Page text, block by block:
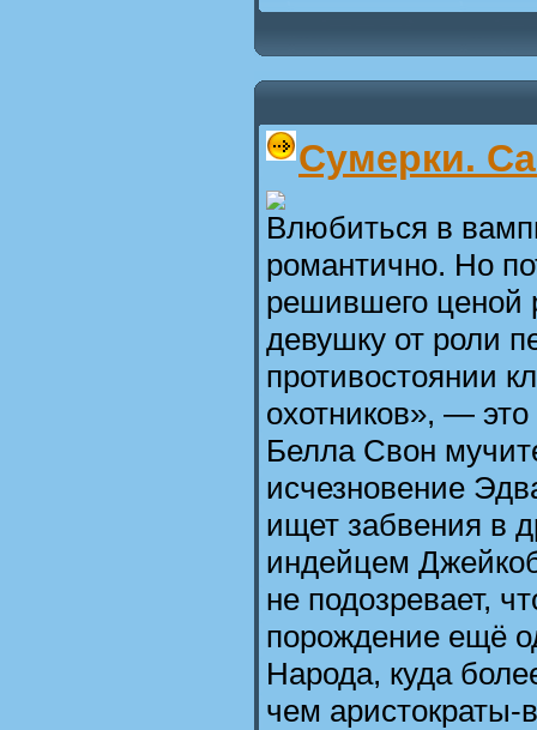
Сумерки.
Влюбиться в
романтично. Но
решившего ценой
девушку от роли
противостоянии
охотников», —
Белла Свон
исчезновение
ищет забвения в
индейцем
не подозревает,
порождение ещё
Народа, куда
чем